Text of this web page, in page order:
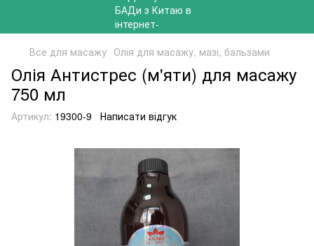
Все для масажу Олія для масажу, мазі, бальзами
Олія Антистрес (м'яти) для масажу
750 мл
Артикул: 19300-9 Написати відгук